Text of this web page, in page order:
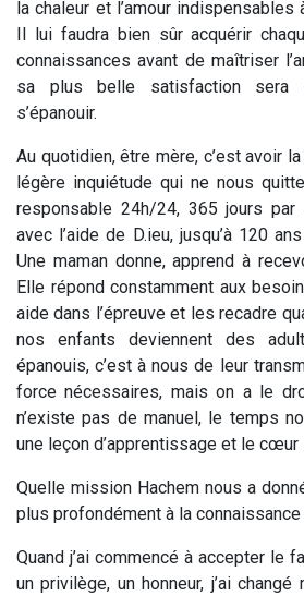
la chaleur et l’amour
Il lui faudra bien sûr acquérir
connaissances avant de maîtriser
sa plus belle satisfaction sera
s’épanouir.
Au quotidien, être mère, c’est avoir
légère inquiétude qui ne nous
responsable 24h/24, 365 jours
avec l’aide de D.ieu, jusqu’à 120
Une maman donne, apprend à
Elle répond constamment aux
aide dans l’épreuve et les recadre
nos enfants deviennent des
épanouis, c’est à nous de leur
force nécessaires, mais on a le
n’existe pas de manuel, le temps
une leçon d’apprentissage et le cœur
Quelle mission Hachem nous a
plus profondément à la connaissance
Quand j’ai commencé à accepter le
un privilège, un honneur, j’ai